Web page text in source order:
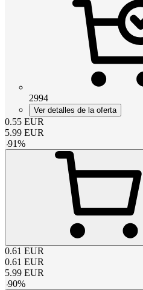
2994
Ver detalles de la oferta
0.55 EUR
5.99 EUR
-91%
0.61 EUR
0.61 EUR
5.99 EUR
-90%